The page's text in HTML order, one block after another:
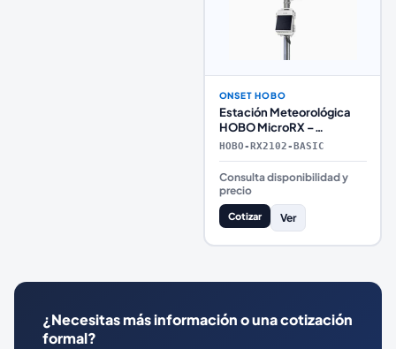
ONSET HOBO
Estación Meteorológica
HOBO MicroRX –
Configuración Básica
HOBO-RX2102-BASIC
Consulta disponibilidad y
precio
Cotizar Ver
¿Necesitas más información o una cotización
formal?